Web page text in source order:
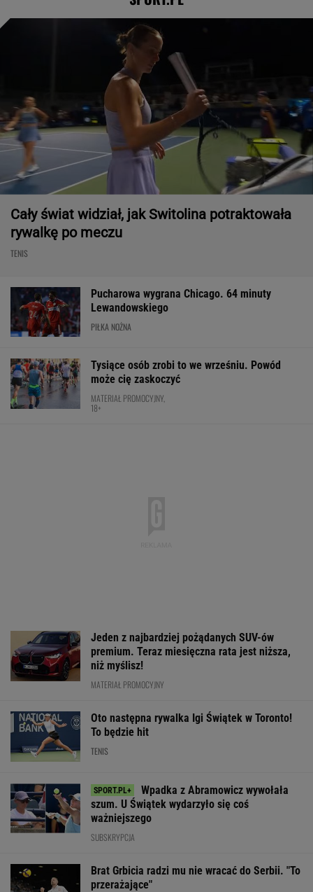
Cały świat widział, jak Switolina potraktowała
rywalkę po meczu
TENIS
Pucharowa wygrana Chicago. 64 minuty
Lewandowskiego
PIŁKA NOŻNA
Tysiące osób zrobi to we wrześniu. Powód
może cię zaskoczyć
MATERIAŁ PROMOCYJNY,
18+
Jeden z najbardziej pożądanych SUV-ów
premium. Teraz miesięczna rata jest niższa,
niż myślisz!
MATERIAŁ PROMOCYJNY
Oto następna rywalka Igi Świątek w Toronto!
To będzie hit
TENIS
Wpadka z Abramowicz wywołała
szum. U Świątek wydarzyło się coś
ważniejszego
SUBSKRYPCJA
Brat Grbicia radzi mu nie wracać do Serbii. "To
przerażające"